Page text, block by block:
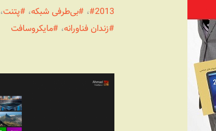
2013 ، بی‌طرفی شبکه، پتنت،
زندان فناورانه، مایکروسافت